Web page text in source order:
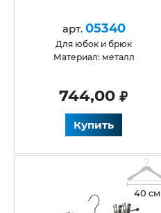
арт. 05340
для юбок и брюк
Материал: металл
744,00
Купить
40 см